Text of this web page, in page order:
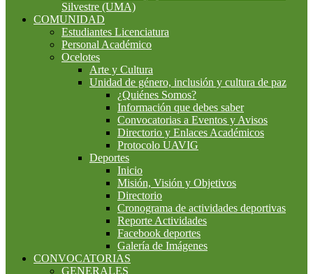
Silvestre (UMA)
COMUNIDAD
Estudiantes Licenciatura
Personal Académico
Ocelotes
Arte y Cultura
Unidad de género, inclusión y cultura de paz
¿Quiénes Somos?
Información que debes saber
Convocatorias a Eventos y Avisos
Directorio y Enlaces Académicos
Protocolo UAVIG
Deportes
Inicio
Misión, Visión y Objetivos
Directorio
Cronograma de actividades deportivas
Reporte Actividades
Facebook deportes
Galería de Imágenes
CONVOCATORIAS
GENERALES